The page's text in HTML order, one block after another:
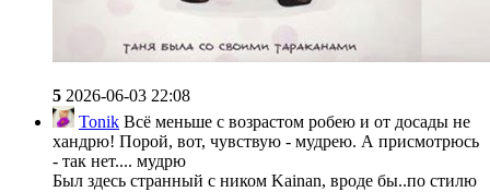
5 2026-06-03 22:08
Tonik Всё меньше с возрастом робею и от досады не
хандрю! Порой, вот, чувствую - мудрею. А присмотрюсь
- так нет.... мудрю
Был здесь странный с ником Kainan, вроде бы..по стилю